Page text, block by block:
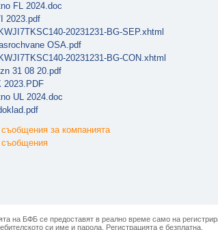
FL 2024.doc
2023.pdf
20231231-BG-SEP.xhtml
OSA.pdf
20231231-BG-CON.xhtml
31 08 20.pdf
2023.PDF
UL 2024.doc
съобщения за компанията
съобщения
на БФБ се предоставят в реално време само на
си име и парола. Регистрацията е безплатна.